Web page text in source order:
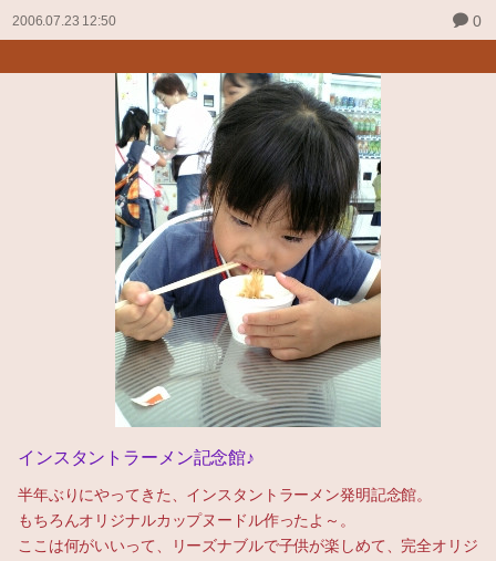
2006.07.23 12:50 0
インスタントラーメン記念館♪
半年ぶりにやってきた、インスタントラーメン発明記念館。
もちろんオリジナルカップヌードル作ったよ～。
ここは何がいいって、リーズナブルで子供が楽しめて、完全オリジ